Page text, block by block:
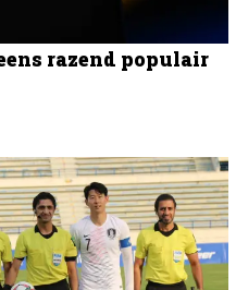
razend populair